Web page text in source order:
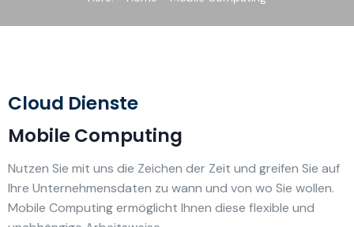
Cloud Dienste
Mobile Computing
Nutzen Sie mit uns die Zeichen der Zeit und greifen Sie auf
Ihre Unternehmensdaten zu wann und von wo Sie wollen.
Mobile Computing ermöglicht Ihnen diese flexible und